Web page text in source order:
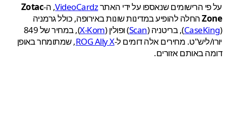
הרישומים שנאספו על ידי האתרVideoCardz, ה-Zotac
החלה להופיע במדינות שונות באירופה, כולל גרמניה
), בריטניה (Scan) ופולין (X-Kom
), במחיר של 849
ליש"ט. מחירים אלה דומים ל-ROG Ally X, שמתומחר באופן
באותם אזורים.